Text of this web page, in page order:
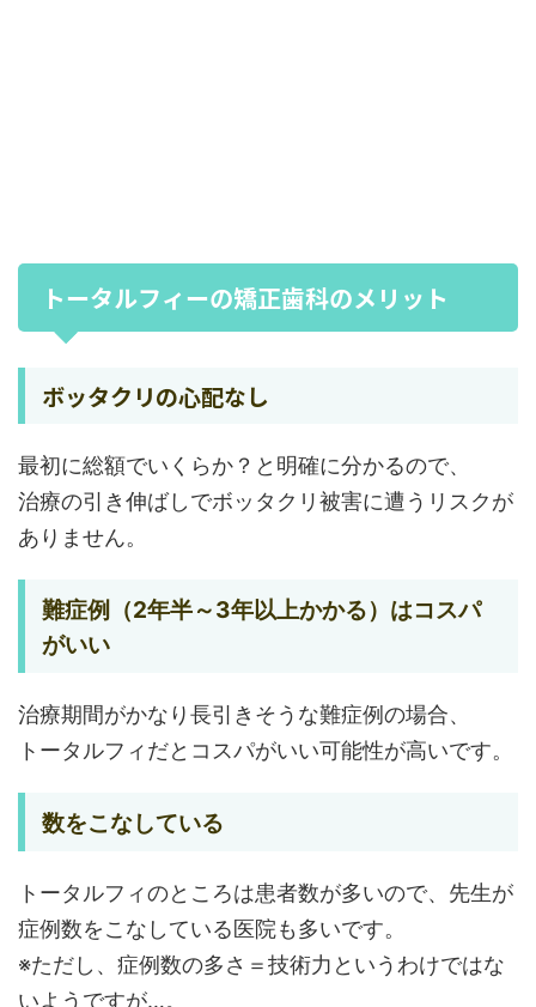
トータルフィーの矯正歯科のメリット
ボッタクリの心配なし
最初に総額でいくらか？と明確に分かるので、
治療の引き伸ばしでボッタクリ被害に遭うリスクが
ありません。
難症例（2年半～3年以上かかる）はコスパ
がいい
治療期間がかなり長引きそうな難症例の場合、
トータルフィだとコスパがいい可能性が高いです。
数をこなしている
トータルフィのところは患者数が多いので、先生が
症例数をこなしている医院も多いです。
※ただし、症例数の多さ＝技術力というわけではな
いようですが…。